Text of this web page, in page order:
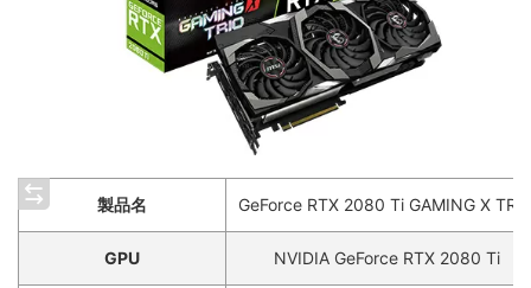
製品名 GeForce RTX 2080 Ti GAMING X
GPU NVIDIA GeForce RTX 2080 Ti